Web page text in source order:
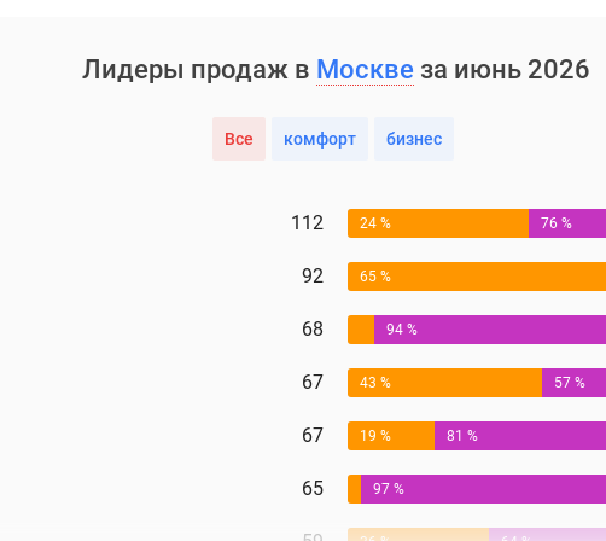
Лидеры продаж в Москве за июнь 2026
Все комфорт бизнес
112 24 % 76 %
92 65 %
68 94 %
67 43 % 57 %
67 19 % 81 %
65 97 %